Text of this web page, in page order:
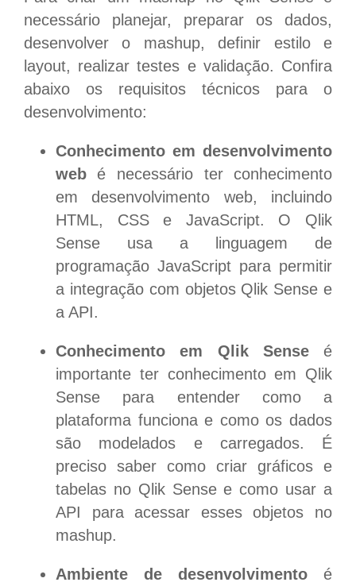
necessário planejar, preparar os dados,
desenvolver o mashup, definir estilo e
layout, realizar testes e validação. Confira
abaixo os requisitos técnicos para o
desenvolvimento:
Conhecimento em desenvolvimento
webé necessário ter conhecimento
em desenvolvimento web, incluindo
HTML, CSS e JavaScript. O Qlik
Sense usa a linguagem de
programação JavaScript para permitir
a integração com objetos Qlik Sense e
a API.
Conhecimento em Qlik Senseé
importante ter conhecimento em Qlik
Sense para entender como a
plataforma funciona e como os dados
são modelados e carregados. É
preciso saber como criar gráficos e
tabelas no Qlik Sense e como usar a
API para acessar esses objetos no
mashup.
Ambiente de desenvolvimento é